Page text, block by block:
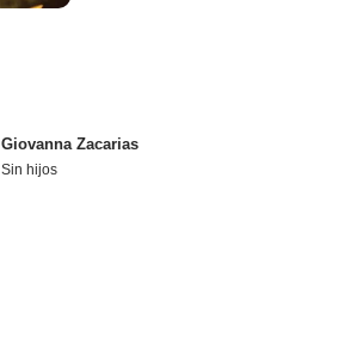
Giovanna Zacarias
Sin hijos